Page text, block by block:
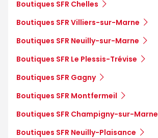
Boutiques SFR Chelles
Boutiques SFR Villiers-sur-Marne
Boutiques SFR Neuilly-sur-Marne
Boutiques SFR Le Plessis-Trévise
Boutiques SFR Gagny
Boutiques SFR Montfermeil
Boutiques SFR Champigny-sur-Marne
Boutiques SFR Neuilly-Plaisance